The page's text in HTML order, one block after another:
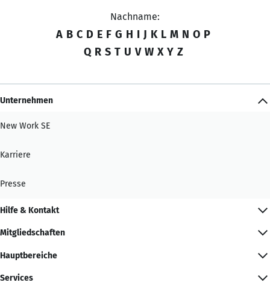
Nachname:
A B C D E F G H I J K L M N O P
Q R S T U V W X Y Z
Unternehmen
New Work SE
Karriere
Presse
Hilfe & Kontakt
Mitgliedschaften
Hauptbereiche
Services